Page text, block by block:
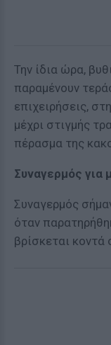
Την ίδια ώρα,
παραμένουν
επιχειρήσεις,
μέχρι στιγμής
πέρασμα της
Συναγερμός
Συναγερμός
όταν
βρίσκεται κοντά